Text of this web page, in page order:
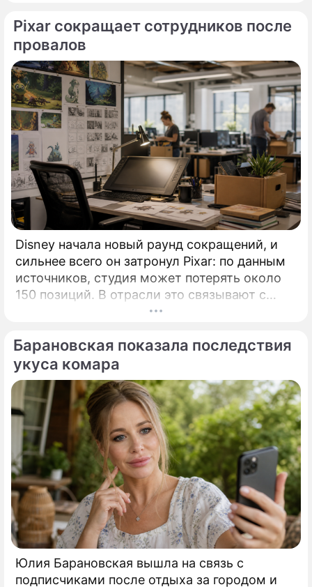
Нолана. Илон Маск вновь вмешался в
разговор о будущем кино и искусственного
интеллекта.
Pixar сокращает сотрудников после
провалов
Disney начала новый раунд сокращений, и
сильнее всего он затронул Pixar: по данным
источников, студия может потерять около
150 позиций. В отрасли это связывают с
финансовыми результатами оригинальных
на мощные сборы сиквелов. Disney
запустила очередной этап сокращений, и
самым заметным ударом он может стать
именно для Pixar.
Барановская показала последствия
укуса комара
Юлия Барановская вышла на связь с
подписчиками после отдыха за городом и